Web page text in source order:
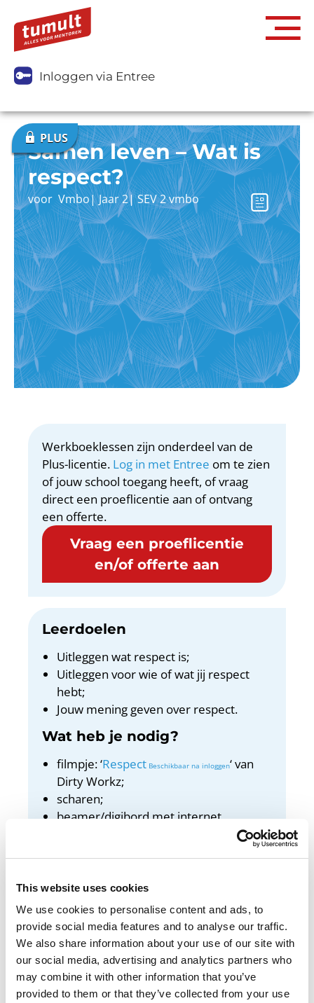
This website uses cookies
We use cookies to personalise content and ads, to
provide social media features and to analyse our traffic.
We also share information about your use of our site with
our social media, advertising and analytics partners who
may combine it with other information that you’ve
provided to them or that they’ve collected from your use
Inloggen via Entree
Samen leven – Wat is
respect?
voor Vmbo|Jaar 2|SEV 2 vmbo
Werkboeklessen zijn onderdeel van de
Plus-licentie. Log in met Entree om te zien
of jouw school toegang heeft, of vraag
direct een proeflicentie aan of ontvang
een offerte.
Vraag een proeflicentie
en/of offerte aan
Leerdoelen
Uitleggen wat respect is;
Uitleggen voor wie of wat jij respect
hebt;
Jouw mening geven over respect.
Wat heb je nodig?
filmpje: ‘Respect
‘ van
Dirty Workz;
scharen;
beamer/digibord met internet.
Docentenhandleiding
In deze les praat je met elkaar over respect.
Dat is handig, want respect begint bij jezelf.